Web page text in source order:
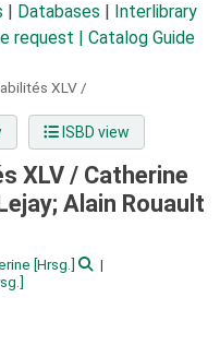
Databases
Interlibrary
request | Catalog Guide
XLV /
ISBD view
XLV / Catherine
Alain Rouault
[Hrsg.]